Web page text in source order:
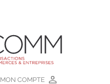
MON COMPTE